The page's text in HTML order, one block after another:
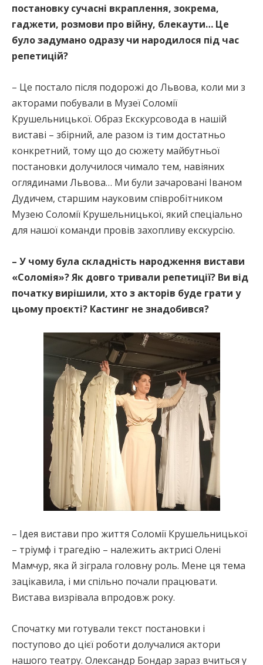
постановку сучасні вкраплення, зокрема,
гаджети, розмови про війну, блекаути… Це
було задумано одразу чи народилося під час
репетицій?
– Це постало після подорожі до Львова, коли ми з
акторами побували в Музеї Соломії
Крушельницької. Образ Екскурсовода в нашій
виставі – збірний, але разом із тим достатньо
конкретний, тому що до сюжету майбутньої
постановки долучилося чимало тем, навіяних
оглядинами Львова… Ми були зачаровані Іваном
Дудичем, старшим науковим співробітником
Музею Соломії Крушельницької, який спеціально
для нашої команди провів захопливу екскурсію.
– У чому була складність народження вистави
«Соломія»? Як довго тривали репетиції? Ви від
початку вирішили, хто з акторів буде грати у
цьому проєкті? Кастинг не знадобився?
– Ідея вистави про життя Соломії Крушельницької
– тріумф і трагедію – належить актрисі Олені
Мамчур, яка й зіграла головну роль. Мене ця тема
зацікавила, і ми спільно почали працювати.
Вистава визрівала впродовж року.
Спочатку ми готували текст постановки і
поступово до цієї роботи долучалися актори
нашого театру. Олександр Бондар зараз вчиться у